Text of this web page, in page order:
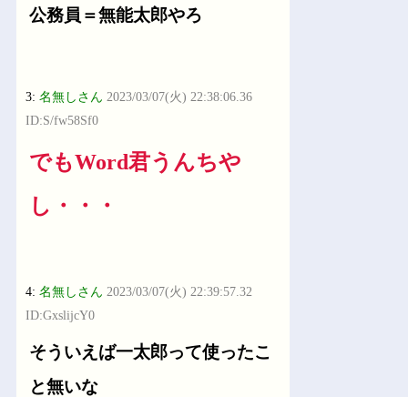
公務員＝無能太郎やろ
3:名無しさん 2023/03/07(火) 22:38:06.36
ID:S/fw58Sf0
でもWord君うんちや
し・・・
4:名無しさん 2023/03/07(火) 22:39:57.32
ID:GxslijcY0
そういえば一太郎って使ったこ
と無いな